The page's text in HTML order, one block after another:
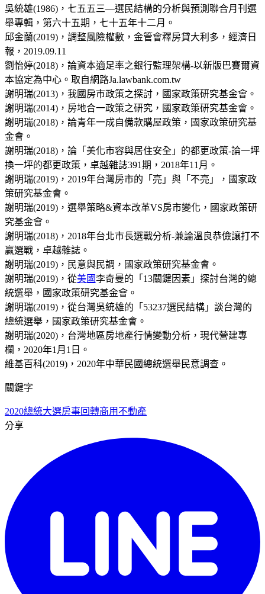
吳統雄(1986)，七五五三—選民結構的分析與預測聯合月刊選
舉專輯，第六十五期，七十五年十二月。
邱金蘭(2019)，調整風險權數，金管會釋房貸大利多，經濟日
報，2019.09.11
劉怡婷(2018)，論資本適足率之銀行監理架構-以新版巴賽爾資
本協定為中心。取自網路Ja.lawbank.com.tw
謝明瑞(2013)，我國房市政策之探討，國家政策研究基金會。
謝明瑞(2014)，房地合一政策之研究，國家政策研究基金會。
謝明瑞(2018)，論青年一成自備款購屋政策，國家政策研究基
金會。
謝明瑞(2018)，論「美化市容與居住安全」的都更政策-論一坪
換一坪的都更政策，卓越雜誌391期，2018年11月。
謝明瑞(2019)，2019年台灣房市的「亮」與「不亮」，國家政
策研究基金會。
謝明瑞(2019)，選舉策略&資本改革VS房市變化，國家政策研
究基金會。
謝明瑞(2018)，2018年台北市長選戰分析-兼論溫良恭儉讓打不
贏選戰，卓越雜誌。
謝明瑞(2019)，民意與民調，國家政策研究基金會。
謝明瑞(2019)，從美國李奇曼的「13關鍵因素」探討台灣的總
統選舉，國家政策研究基金會。
謝明瑞(2019)，從台灣吳統雄的「53237選民結構」談台灣的
總統選舉，國家政策研究基金會。
謝明瑞(2020)，台灣地區房地產行情變動分析，現代營建專
欄，2020年1月1日。
維基百科(2019)，2020年中華民國總統選舉民意調查。
關鍵字
2020總統大選房事回轉商用不動產
分享